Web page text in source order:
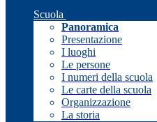
Scuola
Panoramica
Presentazione
I luoghi
Le persone
I numeri della scuola
Le carte della scuola
Organizzazione
La storia